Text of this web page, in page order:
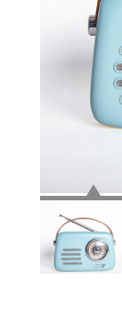
Отзывы